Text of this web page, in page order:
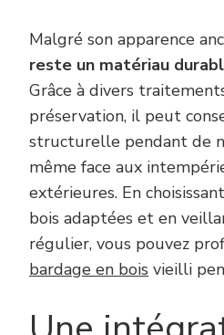
Malgré son apparence
reste un matériau
Grâce à divers
préservation, il peut
structurelle pendant de
même face aux
extérieures. En
bois adaptées et en
régulier, vous pouvez
bardage en bois vieilli